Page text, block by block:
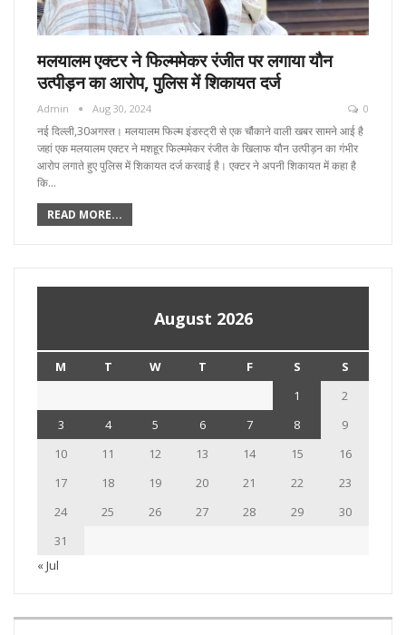
मलयालम एक्टर ने फिल्ममेकर रंजीत पर लगाया यौन
उत्पीड़न का आरोप, पुलिस में शिकायत दर्ज
Admin Aug 30, 2024 0
नई दिल्ली,30अगस्त। मलयालम फिल्म इंडस्ट्री से एक चौंकाने वाली खबर सामने आई है
जहां एक मलयालम एक्टर ने मशहूर फिल्ममेकर रंजीत के खिलाफ यौन उत्पीड़न का गंभीर
आरोप लगाते हुए पुलिस में शिकायत दर्ज करवाई है। एक्टर ने अपनी शिकायत में कहा है
कि…
READ MORE...
August 2026
M T W T F S
S
1
2
3
4 5 6 7 8
9
10
11 12 13 14 15
16
17
18 19 20 21 22
23
24
25 26 27 28 29
30
31
« Jul